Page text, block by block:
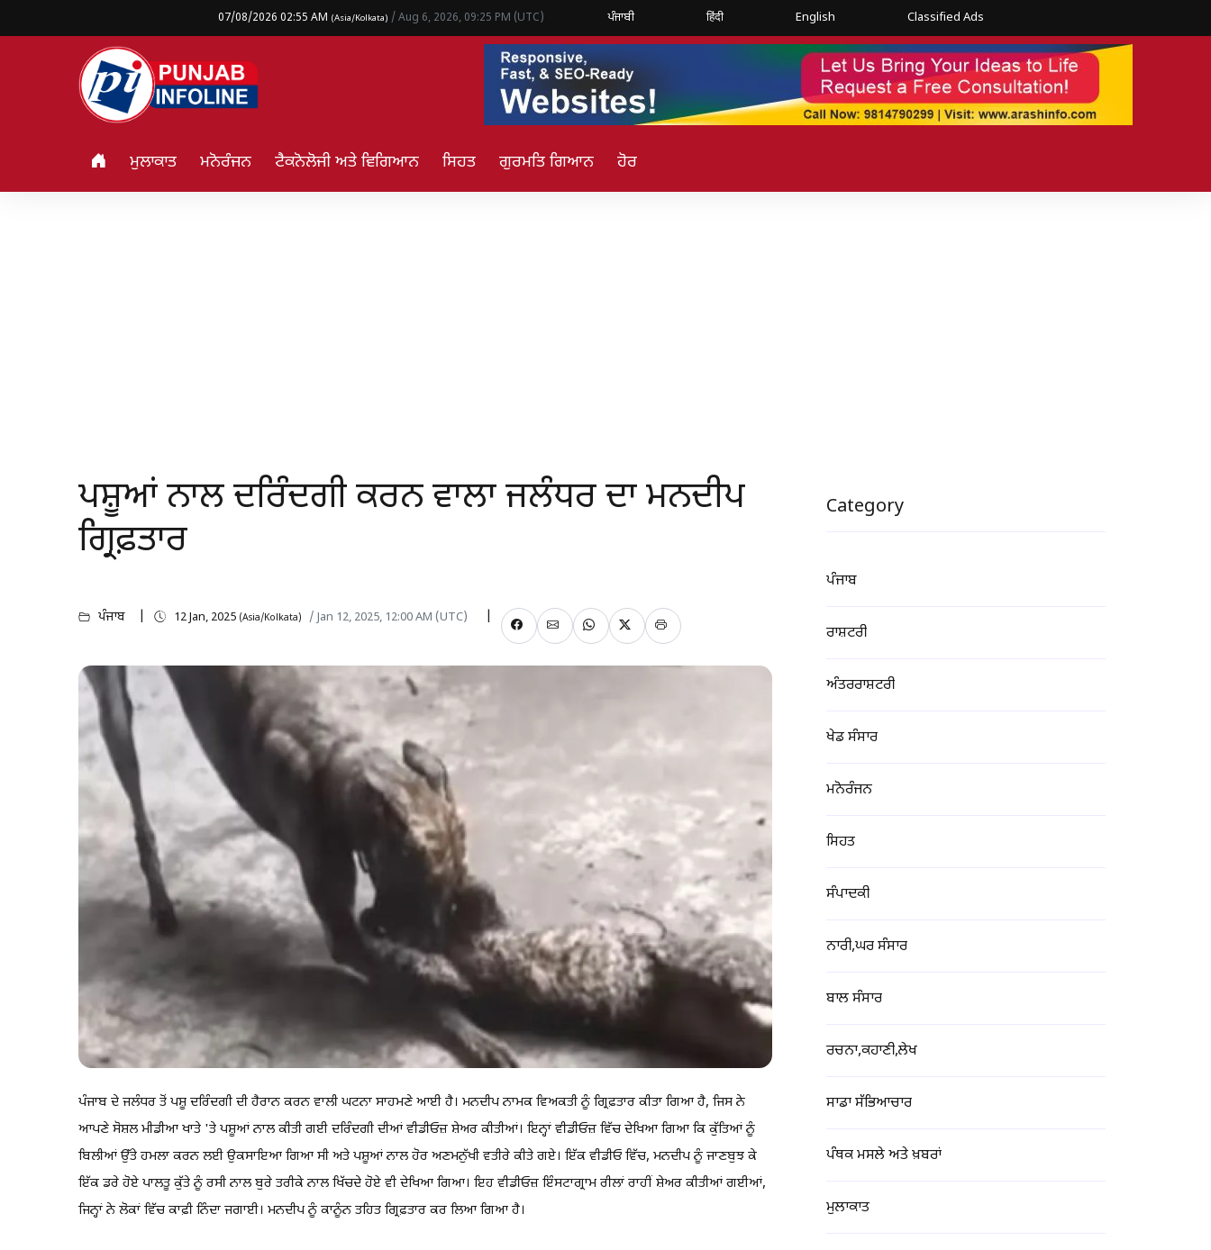
07/08/2026 02:55 AM (Asia/Kolkata) / Aug 6, 2026, 09:25 PM (UTC) ਪੰਜਾਬੀ हिंदी English Classified Ads
ਮੁਲਾਕਾਤ ਮਨੋਰੰਜਨ ਟੈਕਨੋਲੋਜੀ ਅਤੇ ਵਿਗਿਆਨ ਸਿਹਤ ਗੁਰਮਤਿ ਗਿਆਨ ਹੋਰ
ਪਸ਼ੂਆਂ ਨਾਲ ਦਰਿੰਦਗੀ ਕਰਨ ਵਾਲਾ ਜਲੰਧਰ ਦਾ ਮਨਦੀਪ
ਗ੍ਰਿਫ਼ਤਾਰ
ਪੰਜਾਬ 12 Jan, 2025 (Asia/Kolkata) / Jan 12, 2025, 12:00 AM (UTC)
ਪੰਜਾਬ ਦੇ ਜਲੰਧਰ ਤੋਂ ਪਸ਼ੂ ਦਰਿੰਦਗੀ ਦੀ ਹੈਰਾਨ ਕਰਨ ਵਾਲੀ ਘਟਨਾ ਸਾਹਮਣੇ ਆਈ ਹੈ। ਮਨਦੀਪ ਨਾਮਕ ਵਿਅਕਤੀ ਨੂੰ ਗ੍ਰਿਫ਼ਤਾਰ ਕੀਤਾ ਗਿਆ ਹੈ, ਜਿਸ ਨੇ
ਆਪਣੇ ਸੋਸ਼ਲ ਮੀਡੀਆ ਖਾਤੇ 'ਤੇ ਪਸ਼ੂਆਂ ਨਾਲ ਕੀਤੀ ਗਈ ਦਰਿੰਦਗੀ ਦੀਆਂ ਵੀਡੀਓਜ਼ ਸ਼ੇਅਰ ਕੀਤੀਆਂ। ਇਨ੍ਹਾਂ ਵੀਡੀਓਜ਼ ਵਿੱਚ ਦੇਖਿਆ ਗਿਆ ਕਿ ਕੁੱਤਿਆਂ ਨੂੰ
ਬਿਲੀਆਂ ਉੱਤੇ ਹਮਲਾ ਕਰਨ ਲਈ ਉਕਸਾਇਆ ਗਿਆ ਸੀ ਅਤੇ ਪਸ਼ੂਆਂ ਨਾਲ ਹੋਰ ਅਣਮਨੁੱਖੀ ਵਤੀਰੇ ਕੀਤੇ ਗਏ। ਇੱਕ ਵੀਡੀਓ ਵਿੱਚ, ਮਨਦੀਪ ਨੂੰ ਜਾਣਬੁਝ ਕੇ
ਇੱਕ ਡਰੇ ਹੋਏ ਪਾਲਤੂ ਕੁੱਤੇ ਨੂੰ ਰਸੀ ਨਾਲ ਬੁਰੇ ਤਰੀਕੇ ਨਾਲ ਖਿੱਚਦੇ ਹੋਏ ਵੀ ਦੇਖਿਆ ਗਿਆ। ਇਹ ਵੀਡੀਓਜ਼ ਇੰਸਟਾਗ੍ਰਾਮ ਰੀਲਾਂ ਰਾਹੀਂ ਸ਼ੇਅਰ ਕੀਤੀਆਂ ਗਈਆਂ,
ਜਿਨ੍ਹਾਂ ਨੇ ਲੋਕਾਂ ਵਿੱਚ ਕਾਫ਼ੀ ਨਿੰਦਾ ਜਗਾਈ। ਮਨਦੀਪ ਨੂੰ ਕਾਨੂੰਨ ਤਹਿਤ ਗ੍ਰਿਫ਼ਤਾਰ ਕਰ ਲਿਆ ਗਿਆ ਹੈ।
Category
ਪੰਜਾਬ
ਰਾਸ਼ਟਰੀ
ਅੰਤਰਰਾਸ਼ਟਰੀ
ਖੇਡ ਸੰਸਾਰ
ਮਨੋਰੰਜਨ
ਸਿਹਤ
ਸੰਪਾਦਕੀ
ਨਾਰੀ,ਘਰ ਸੰਸਾਰ
ਬਾਲ ਸੰਸਾਰ
ਰਚਨਾ,ਕਹਾਣੀ,ਲੇਖ
ਸਾਡਾ ਸੱਭਿਆਚਾਰ
ਪੰਥਕ ਮਸਲੇ ਅਤੇ ਖ਼ਬਰਾਂ
ਮੁਲਾਕਾਤ